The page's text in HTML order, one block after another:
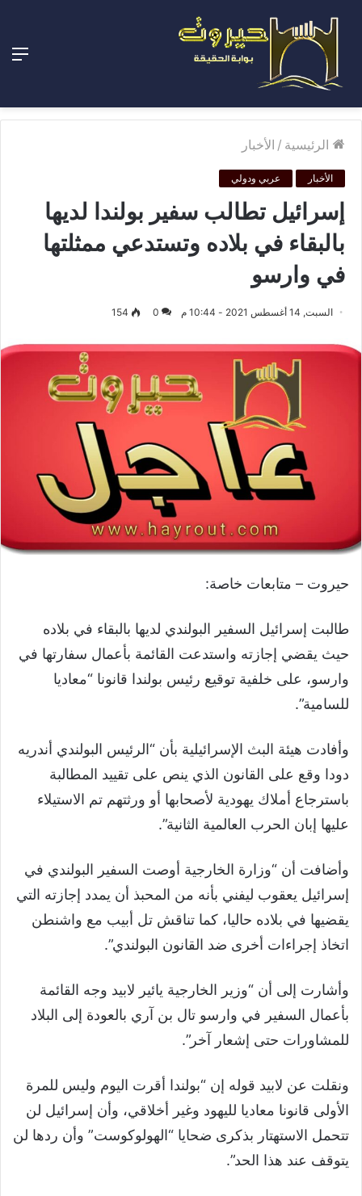
الرئيسية / الأخبار
الأخبار عربي ودولي
إسرائيل تطالب سفير بولندا لديها
بالبقاء في بلاده وتستدعي ممثلتها
في وارسو
السبت, 14 أغسطس 2021 - 10:44 م 0
154
حيروت – متابعات خاصة:
طالبت إسرائيل السفير البولندي لديها بالبقاء في بلاده
حيث يقضي إجازته واستدعت القائمة بأعمال سفارتها في
وارسو، على خلفية توقيع رئيس بولندا قانونا “معاديا
للسامية”.
وأفادت هيئة البث الإسرائيلية بأن “الرئيس البولندي أندريه
دودا وقع على القانون الذي ينص على تقييد المطالبة
باسترجاع أملاك يهودية لأصحابها أو ورثتهم تم الاستيلاء
عليها إبان الحرب العالمية الثانية”.
وأضافت أن “وزارة الخارجية أوصت السفير البولندي في
إسرائيل يعقوب ليفني بأنه من المحبذ أن يمدد إجازته التي
يقضيها في بلاده حاليا، كما تناقش تل أبيب مع واشنطن
اتخاذ إجراءات أخرى ضد القانون البولندي”.
وأشارت إلى أن “وزير الخارجية يائير لابيد وجه القائمة
بأعمال السفير في وارسو تال بن آري بالعودة إلى البلاد
للمشاورات حتى إشعار آخر”.
ونقلت عن لابيد قوله إن “بولندا أقرت اليوم وليس للمرة
الأولى قانونا معاديا لليهود وغير أخلاقي، وأن إسرائيل لن
تتحمل الاستهتار بذكرى ضحايا “الهولوكوست” وأن ردها لن
يتوقف عند هذا الحد”.